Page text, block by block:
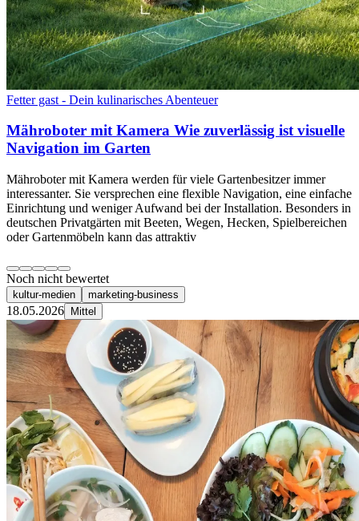
Fetter gast - Dein kulinarisches Abenteuer
Mähroboter mit Kamera Wie zuverlässig ist visuelle
Navigation im Garten
Mähroboter mit Kamera werden für viele Gartenbesitzer immer
interessanter. Sie versprechen eine flexible Navigation, eine einfache
Einrichtung und weniger Aufwand bei der Installation. Besonders in
deutschen Privatgärten mit Beeten, Wegen, Hecken, Spielbereichen
oder Gartenmöbeln kann das attraktiv
Noch nicht bewertet
kultur-medien marketing-business
18.05.2026 Mittel